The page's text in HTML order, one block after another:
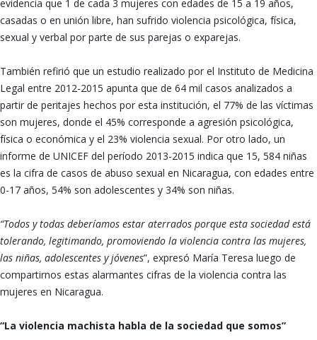
evidencia que 1 de cada 3 mujeres con edades de 15 a 19 años,
casadas o en unión libre, han sufrido violencia psicológica, física,
sexual y verbal por parte de sus parejas o exparejas.
También refirió que un estudio realizado por el Instituto de Medicina
Legal entre 2012-2015 apunta que de 64 mil casos analizados a
partir de peritajes hechos por esta institución, el 77% de las víctimas
son mujeres, donde el 45% corresponde a agresión psicológica,
física o económica y el 23% violencia sexual. Por otro lado, un
informe de UNICEF del período 2013-2015 indica que 15, 584 niñas
es la cifra de casos de abuso sexual en Nicaragua, con edades entre
0-17 años, 54% son adolescentes y 34% son niñas.
“Todos y todas deberíamos estar aterrados porque esta sociedad está
tolerando, legitimando, promoviendo la violencia contra las mujeres,
las niñas, adolescentes y jóvenes”, expresó María Teresa luego de
compartirnos estas alarmantes cifras de la violencia contra las
mujeres en Nicaragua.
“La violencia machista habla de la sociedad que somos”